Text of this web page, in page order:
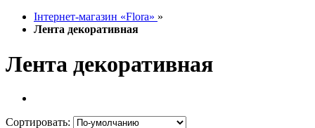
Інтернет-магазин «Flora» »
Лента декоративная
Лента декоративная
Сортировать: